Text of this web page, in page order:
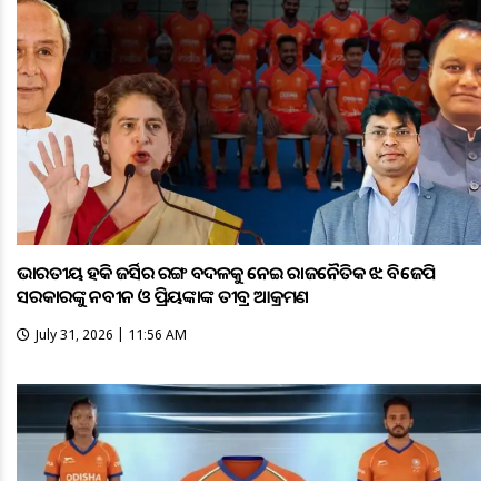
ଭାରତୀୟ ହକି ଜର୍ସିର ରଙ୍ଗ ବଦଳକୁ ନେଇ ରାଜନୈତିକ ଝଡ଼: ବିଜେପି
ସରକାରଙ୍କୁ ନବୀନ ଓ ପ୍ରିୟଙ୍କାଙ୍କ ତୀବ୍ର ଆକ୍ରମଣ
July 31, 2026 | 11:56 AM